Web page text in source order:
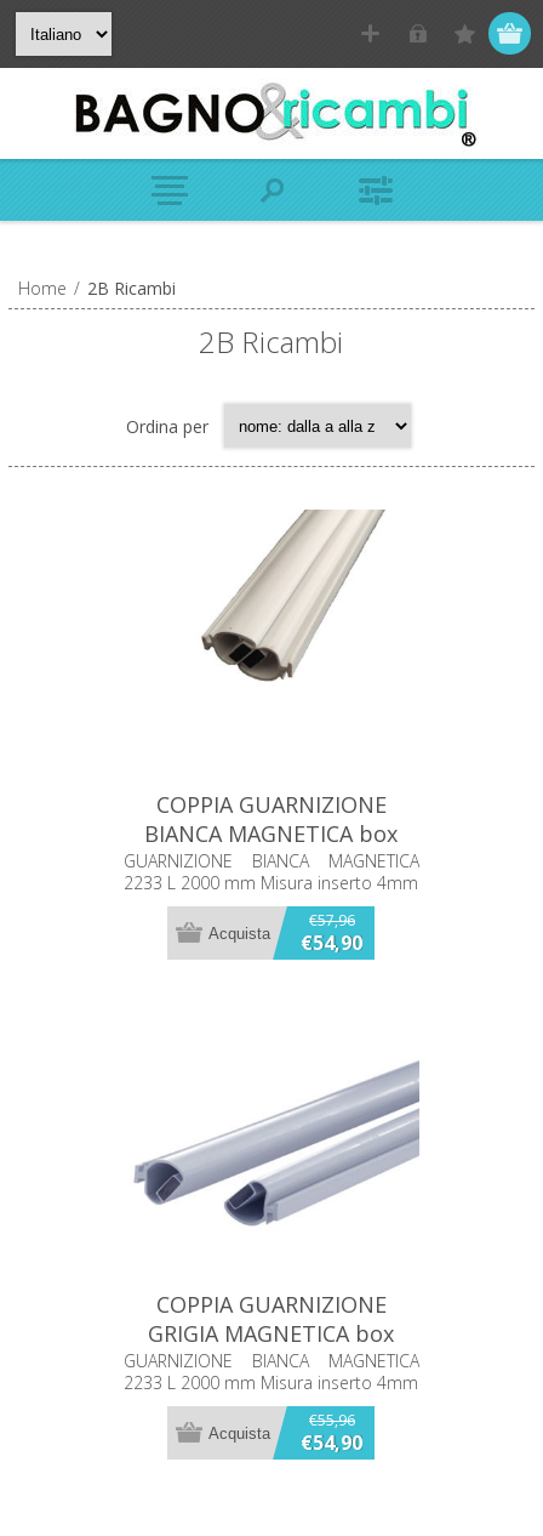
Home / 2B Ricambi
2B Ricambi
Ordina per
COPPIA GUARNIZIONE
BIANCA MAGNETICA box
doccia 2b 2233 L 2000 mm
GUARNIZIONE BIANCA MAGNETICA
2233 L 2000 mm Misura inserto 4mm
€57,96
€54,90
COPPIA GUARNIZIONE
GRIGIA MAGNETICA box
doccia 2b 2233 L 2000 mm
GUARNIZIONE BIANCA MAGNETICA
2233 L 2000 mm Misura inserto 4mm
€55,96
€54,90